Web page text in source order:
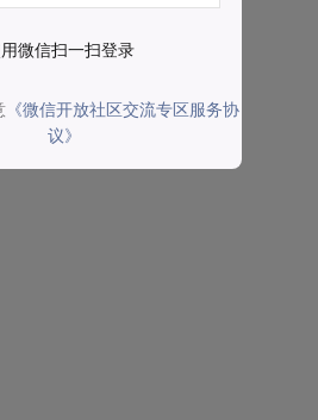
微信扫一扫登录
《微信开放社区交流专区服务协
议》